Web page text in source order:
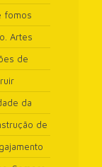
fomos
Artes
de
da
de